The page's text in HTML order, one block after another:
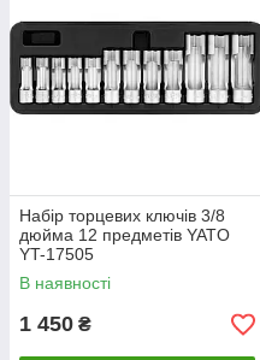
Набір торцевих ключів 3/8
дюйма 12 предметів YATO
YT-17505
В наявності
1 450 ₴